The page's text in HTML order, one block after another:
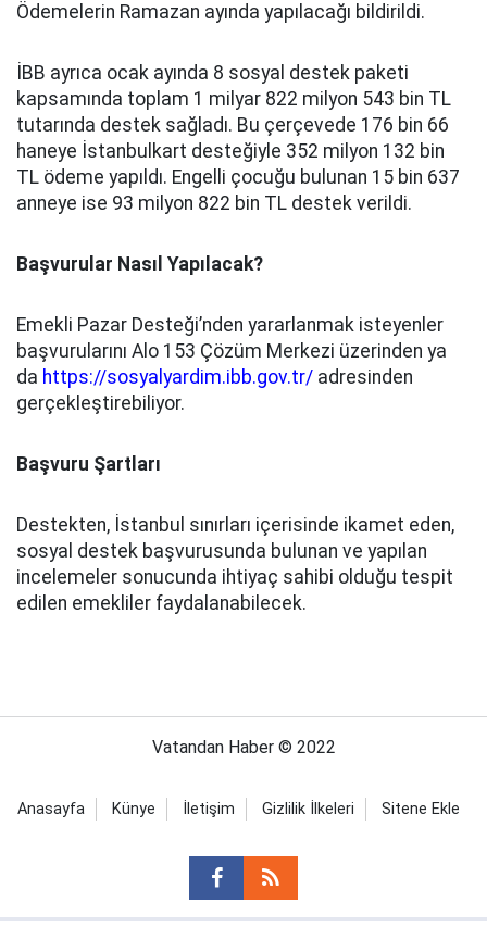
Ödemelerin Ramazan ayında yapılacağı bildirildi.
İBB ayrıca ocak ayında 8 sosyal destek paketi
kapsamında toplam 1 milyar 822 milyon 543 bin TL
tutarında destek sağladı. Bu çerçevede 176 bin 66
haneye İstanbulkart desteğiyle 352 milyon 132 bin
TL ödeme yapıldı. Engelli çocuğu bulunan 15 bin 637
anneye ise 93 milyon 822 bin TL destek verildi.
Başvurular Nasıl Yapılacak?
Emekli Pazar Desteği’nden yararlanmak isteyenler
başvurularını Alo 153 Çözüm Merkezi üzerinden ya
da https://sosyalyardim.ibb.gov.tr/ adresinden
gerçekleştirebiliyor.
Başvuru Şartları
Destekten, İstanbul sınırları içerisinde ikamet eden,
sosyal destek başvurusunda bulunan ve yapılan
incelemeler sonucunda ihtiyaç sahibi olduğu tespit
edilen emekliler faydalanabilecek.
Vatandan Haber © 2022
Anasayfa Künye İletişim Gizlilik İlkeleri Sitene Ekle